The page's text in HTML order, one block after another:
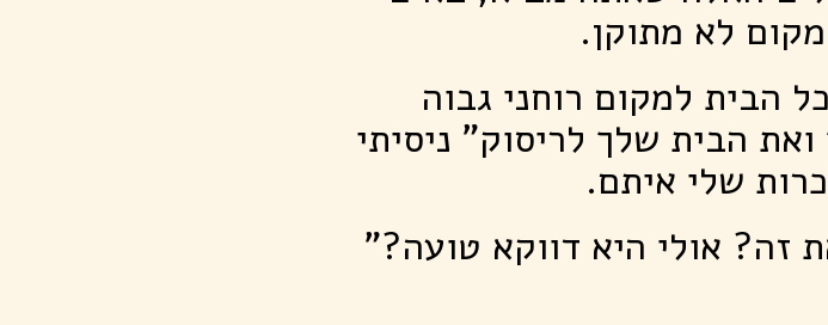
לא מתוקן.
הבית למקום רוחני גבוה
הבית שלך לריסוק" ניסיתי
שלי איתם.
זה? אולי היא דווקא טועה?"